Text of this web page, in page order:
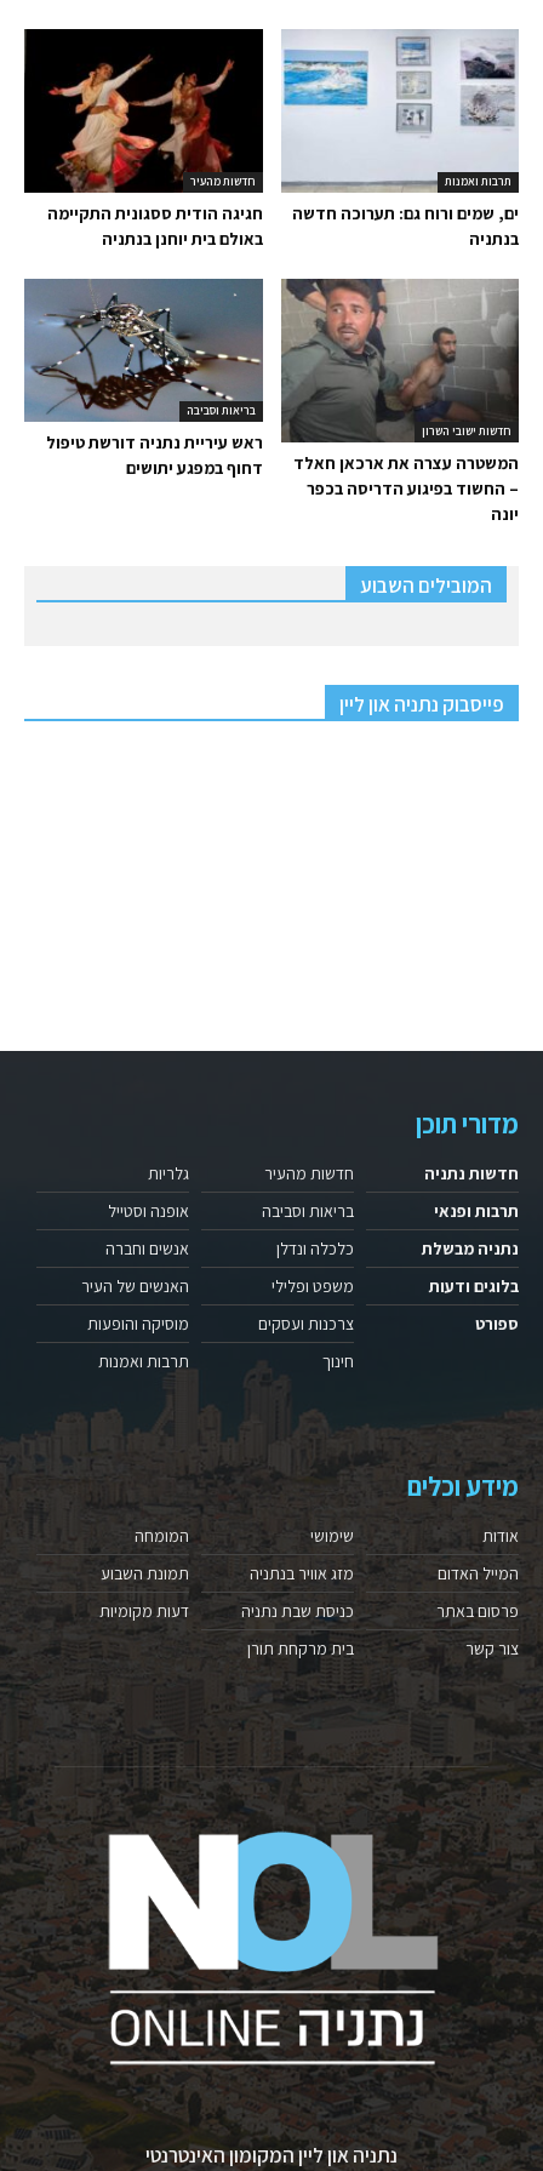
חדשות מהעיר
חגיגה הודית ססגונית התקיימה
באולם בית יוחנן בנתניה
תרבות ואמנות
ים, שמים ורוח גם: תערוכה חדשה
בנתניה
בריאות וסביבה
ראש עיריית נתניה דורשת טיפול
דחוף במפגע יתושים
חדשות ישובי השרון
המשטרה עצרה את ארכאן חאלד
– החשוד בפיגוע הדריסה בכפר
יונה
המובילים השבוע
פייסבוק נתניה און ליין
מדורי תוכן
חדשות נתניה
תרבות ופנאי
נתניה מבשלת
בלוגים ודעות
ספורט
חדשות מהעיר
בריאות וסביבה
כלכלה ונדלן
משפט ופלילי
צרכנות ועסקים
חינוך
גלריות
אופנה וסטייל
אנשים וחברה
האנשים של העיר
מוסיקה והופעות
תרבות ואמנות
מידע וכלים
אודות
המייל האדום
פרסום באתר
צור קשר
שימושי
מזג אוויר בנתניה
כניסת שבת נתניה
בית מרקחת תורן
המומחה
תמונת השבוע
דעות מקומיות
נתניה און ליין המקומון האינטרנטי